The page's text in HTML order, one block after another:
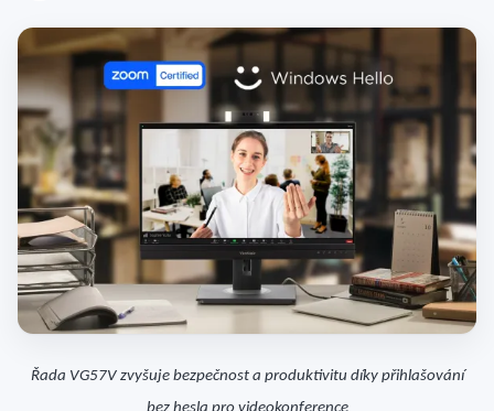
Řada VG57V zvyšuje bezpečnost a produktivitu díky přihlašování